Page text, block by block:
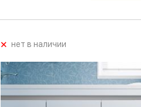
+нет в наличии